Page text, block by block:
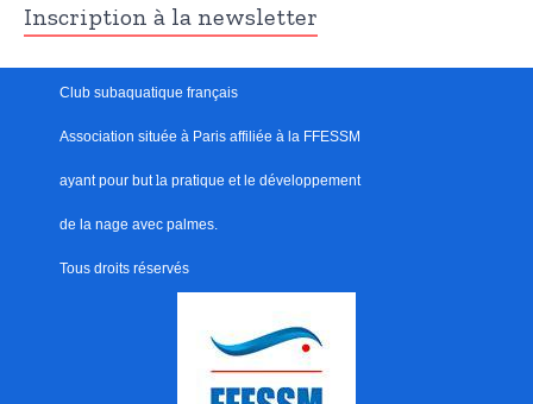
Inscription à la newsletter
Club subaquatique français
Association située à Paris affiliée à la FFESSM
ayant pour but la pratique et le développement
de la nage avec palmes.
Tous droits réservés